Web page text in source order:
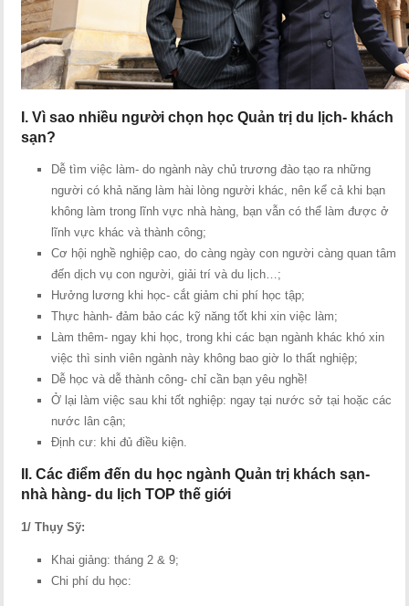
I. Vì sao nhiều người chọn học Quản trị du lịch- khách
sạn?
Dễ tìm việc làm- do ngành này chủ trương đào tạo ra những
người có khả năng làm hài lòng người khác, nên kể cả khi bạn
không làm trong lĩnh vực nhà hàng, bạn vẫn có thể làm được ở
lĩnh vực khác và thành công;
Cơ hội nghề nghiệp cao, do càng ngày con người càng quan tâm
đến dịch vụ con người, giải trí và du lịch…;
Hưởng lương khi học- cắt giảm chi phí học tập;
Thực hành- đảm bảo các kỹ năng tốt khi xin việc làm;
Làm thêm- ngay khi học, trong khi các bạn ngành khác khó xin
việc thì sinh viên ngành này không bao giờ lo thất nghiệp;
Dễ học và dễ thành công- chỉ cần bạn yêu nghề!
Ở lại làm việc sau khi tốt nghiệp: ngay tại nước sở tại hoặc các
nước lân cận;
Định cư: khi đủ điều kiện.
II. Các điểm đến du học ngành Quản trị khách sạn-
nhà hàng- du lịch TOP thế giới
1/ Thụy Sỹ:
Khai giảng: tháng 2 & 9;
Chi phí du học: